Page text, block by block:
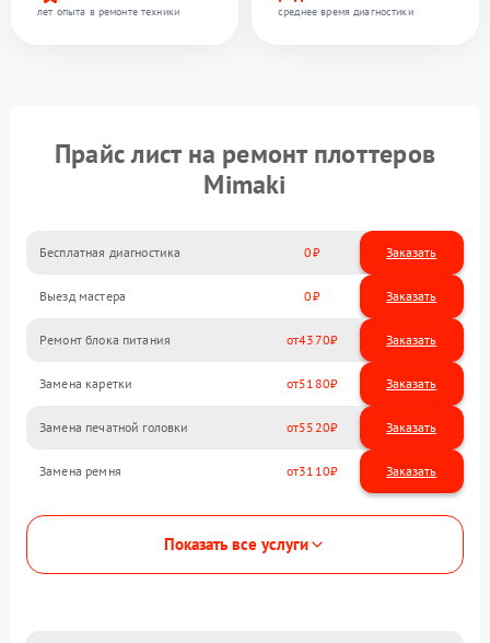
лет опыта в ремонте техники
среднее время диагностики
Прайс лист на ремонт плоттеров
Mimaki
Бесплатная диагностика 0 Заказать
Выезд мастера 0 Заказать
Ремонт блока питания 4370
Замена каретки 5180
Замена печатной головки 5520
Замена ремня 3110
Показать все услуги